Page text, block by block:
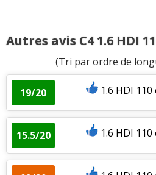
Autres avis C4 1.6 HDI
(Tri par ordre de
19/20 1.6 HDI
15.5/20 1.6 HDI 110